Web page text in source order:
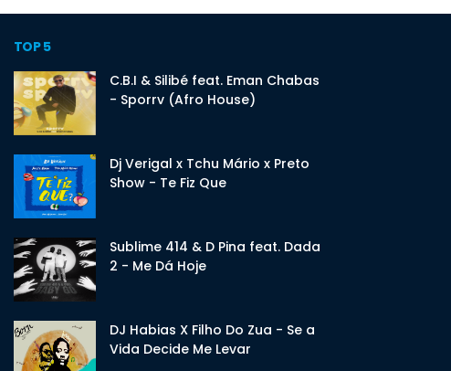
TOP 5
C.B.I & Silibé feat. Eman Chabas
- Sporrv (Afro House)
Dj Verigal x Tchu Mário x Preto
Show - Te Fiz Que
Sublime 414 & D Pina feat. Dada
2 - Me Dá Hoje
DJ Habias X Filho Do Zua - Se a
Vida Decide Me Levar